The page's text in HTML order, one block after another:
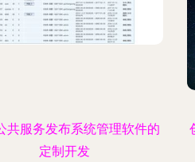
共服务发布系统管理软件的
定制开发